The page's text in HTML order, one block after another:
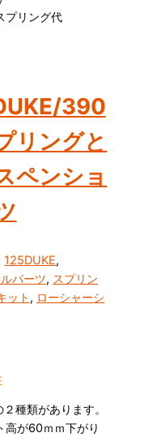
リング代
390
リングと
ペンショ
125DUKE,
パーツ, スプリン
ット , ローシャーシ
種類があります。
高が60ｍｍ下がり